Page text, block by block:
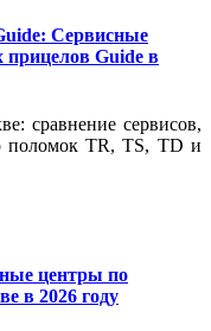
Сервисные
прицелов Guide в
сравнение сервисов,
поломок TR, TS, TD и
центры по
в 2026 году